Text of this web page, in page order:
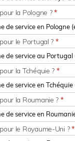
la Pologne ?*
le Portugal ? *
la Tchéquie ? *
la Roumanie ? *
le Royaume-Uni ?*